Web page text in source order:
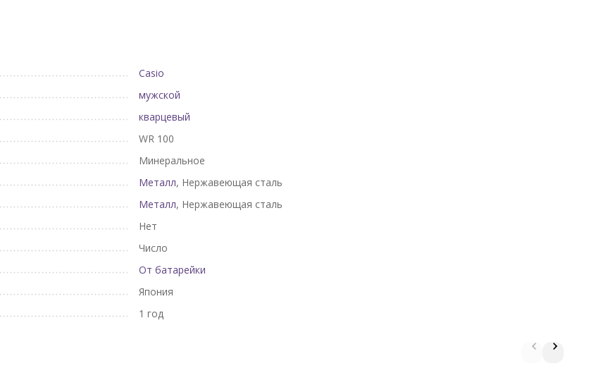
Casio
мужской
кварцевый
WR 100
Минеральное
Металл, Нержавеющая сталь
Металл, Нержавеющая сталь
Нет
Число
От батарейки
Япония
1 год